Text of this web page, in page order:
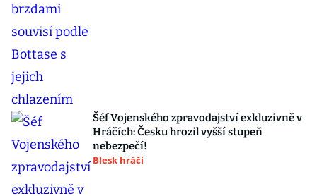
Šéf Vojenského zpravodajství exkluzivně v
Hráčích: Česku hrozil vyšší stupeň
nebezpečí!
Blesk hráči